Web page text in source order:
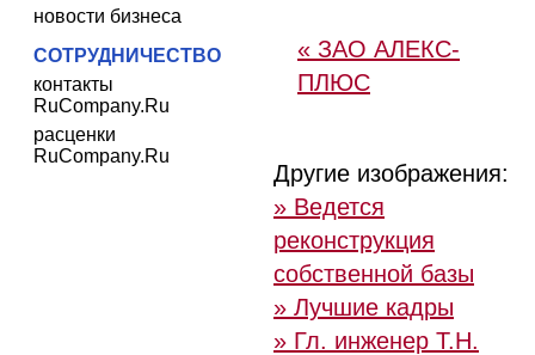
новости бизнеса
СОТРУДНИЧЕСТВО
контакты
RuCompany.Ru
расценки
RuCompany.Ru
« ЗАО АЛЕКС-
ПЛЮС
Другие изображения:
» Ведется
реконструкция
собственной базы
» Лучшие кадры
» Гл. инженер Т.Н.